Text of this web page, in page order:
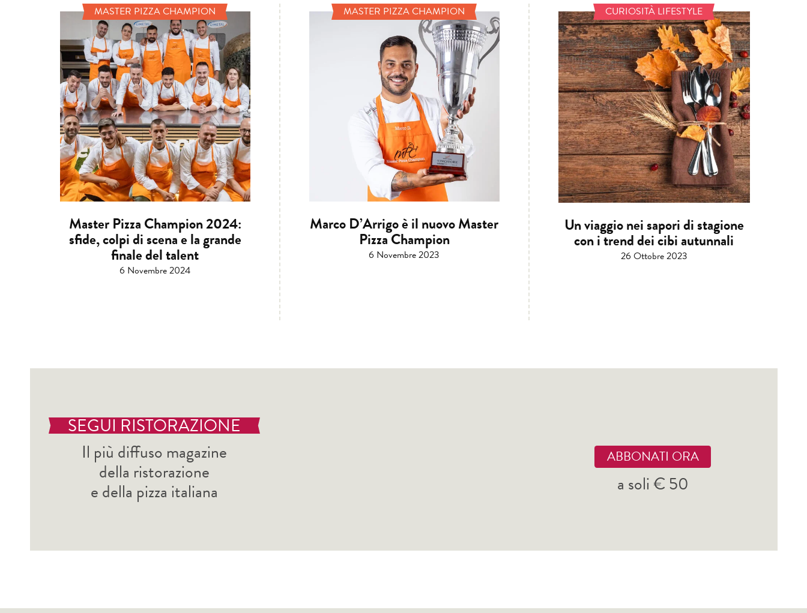
MASTER PIZZA CHAMPION
Master Pizza Champion 2024:
sfide, colpi di scena e la grande
finale del talent
6 Novembre 2024
MASTER PIZZA CHAMPION
Marco D’Arrigo è il nuovo Master
Pizza Champion
6 Novembre 2023
CURIOSITÀ LIFESTYLE
Un viaggio nei sapori di stagione
con i trend dei cibi autunnali
26 Ottobre 2023
SEGUI RISTORAZIONE
Il più diffuso magazine
della ristorazione
e della pizza italiana
ABBONATI ORA
a soli € 50